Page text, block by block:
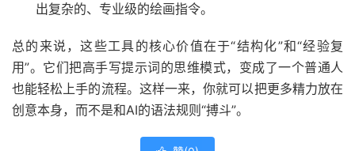
出复杂的、专业级的绘画指令。
总的来说，这些工具的核心价值在于“结构化”和“经验复
用”。它们把高手写提示词的思维模式，变成了一个普通人
也能轻松上手的流程。这样一来，你就可以把更多精力放在
创意本身，而不是和AI的语法规则“搏斗”。